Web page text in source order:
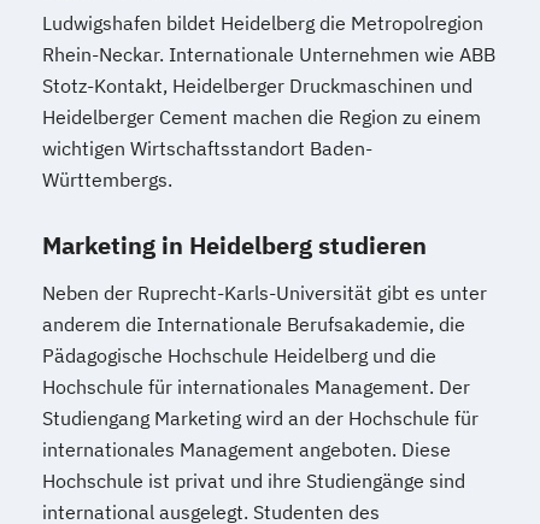
Ludwigshafen bildet Heidelberg die Metropolregion
Rhein-Neckar. Internationale Unternehmen wie ABB
Stotz-Kontakt, Heidelberger Druckmaschinen und
Heidelberger Cement machen die Region zu einem
wichtigen Wirtschaftsstandort Baden-
Württembergs.
Marketing in Heidelberg studieren
Neben der Ruprecht-Karls-Universität gibt es unter
anderem die Internationale Berufsakademie, die
Pädagogische Hochschule Heidelberg und die
Hochschule für internationales Management. Der
Studiengang Marketing wird an der Hochschule für
internationales Management angeboten. Diese
Hochschule ist privat und ihre Studiengänge sind
international ausgelegt. Studenten des